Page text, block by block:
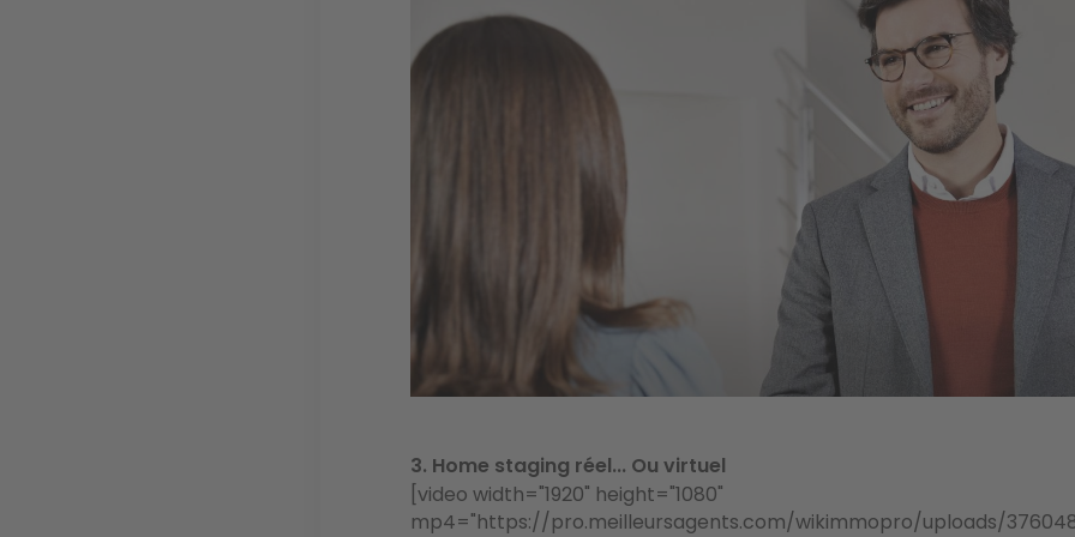
3. Home staging réel... Ou virtuel
[video width="1920" height="1080"
mp4="https://pro.meilleursagents.com/wikimmopro/uploads/